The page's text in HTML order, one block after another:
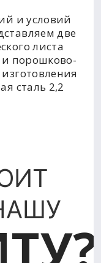
и условий
две
листа
порошково-
сталь 2,2